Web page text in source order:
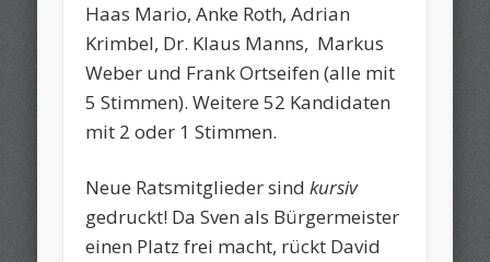
Haas Mario, Anke Roth, Adrian
Krimbel, Dr. Klaus Manns, Markus
Weber und Frank Ortseifen (alle mit
5 Stimmen). Weitere 52 Kandidaten
mit 2 oder 1 Stimmen.
Neue Ratsmitglieder sindkursiv
gedruckt! Da Sven als Bürgermeister
einen Platz frei macht, rückt David